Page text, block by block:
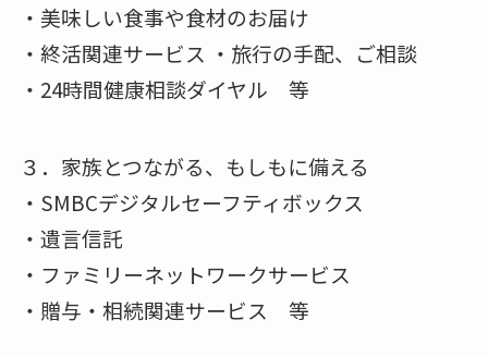
・美味しい食事や食材のお届け
・終活関連サービス ・旅行の手配、ご相談
・24時間健康相談ダイヤル 等
３．家族とつながる、もしもに備える
・SMBCデジタルセーフティボックス
・遺言信託
・ファミリーネットワークサービス
・贈与・相続関連サービス 等